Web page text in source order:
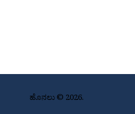
ಹೊನಲು © 2026.